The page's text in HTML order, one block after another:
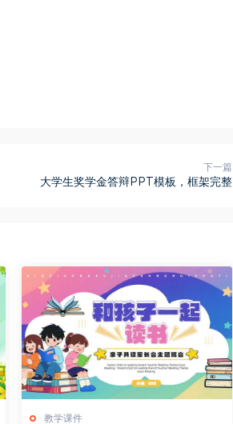
下一篇
大学生奖学金答辩PPT模板，框架完整
教学课件